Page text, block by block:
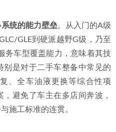
统的能力壁垒。从入门的A级
GLE到硬派越野G级，乃至
务车型覆盖能力，意味着其技
是对于二手车整备中常见的
、全车油液更换等综合性项
避免了车主在多店间奔波，
施工标准的连贯。